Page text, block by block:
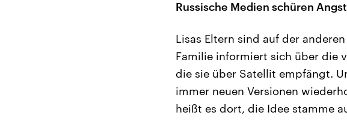
Russische Medien schüren
Lisas Eltern sind auf der
Familie informiert sich über die
die sie über Satellit empfängt.
immer neuen Versionen
heißt es dort, die Idee stamme